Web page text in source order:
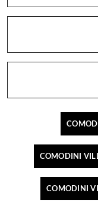
COMODINI
COMODINI